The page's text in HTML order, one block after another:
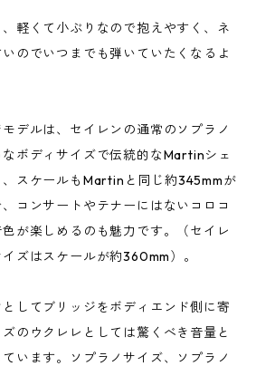
軽くて小ぶりなので抱えやすく、ネ
のでいつまでも弾いていたくなるよ
デルは、セイレンの通常のソプラノ
ボディサイズで伝統的なMartinシェ
スケールもMartinと同じ約345mmが
コンサートやテナーにはないコロコ
が楽しめるのも魅力です。（セイレ
ズはスケールが約360mm）。
してブリッジをボディエンド側に寄
のウクレレとしては驚くべき音量と
います。ソプラノサイズ、ソプラノ